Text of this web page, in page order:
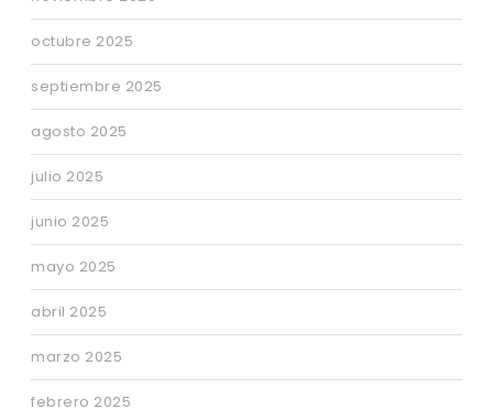
octubre 2025
septiembre 2025
agosto 2025
julio 2025
junio 2025
mayo 2025
abril 2025
marzo 2025
febrero 2025